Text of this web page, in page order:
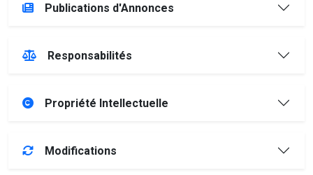
Publications d'Annonces
Responsabilités
Propriété Intellectuelle
Modifications